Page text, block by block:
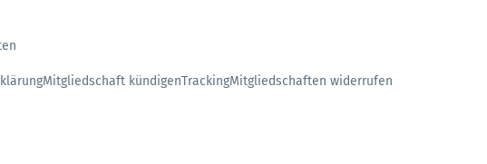
Mitgliedschaft kündigenTrackingMitgliedschaften widerrufen